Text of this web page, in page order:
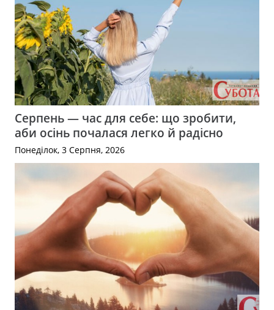
Серпень — час для себе: що зробити,
аби осінь почалася легко й радісно
Понеділок, 3 Серпня, 2026